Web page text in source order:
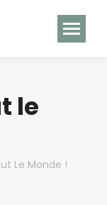
le
Le Monde !